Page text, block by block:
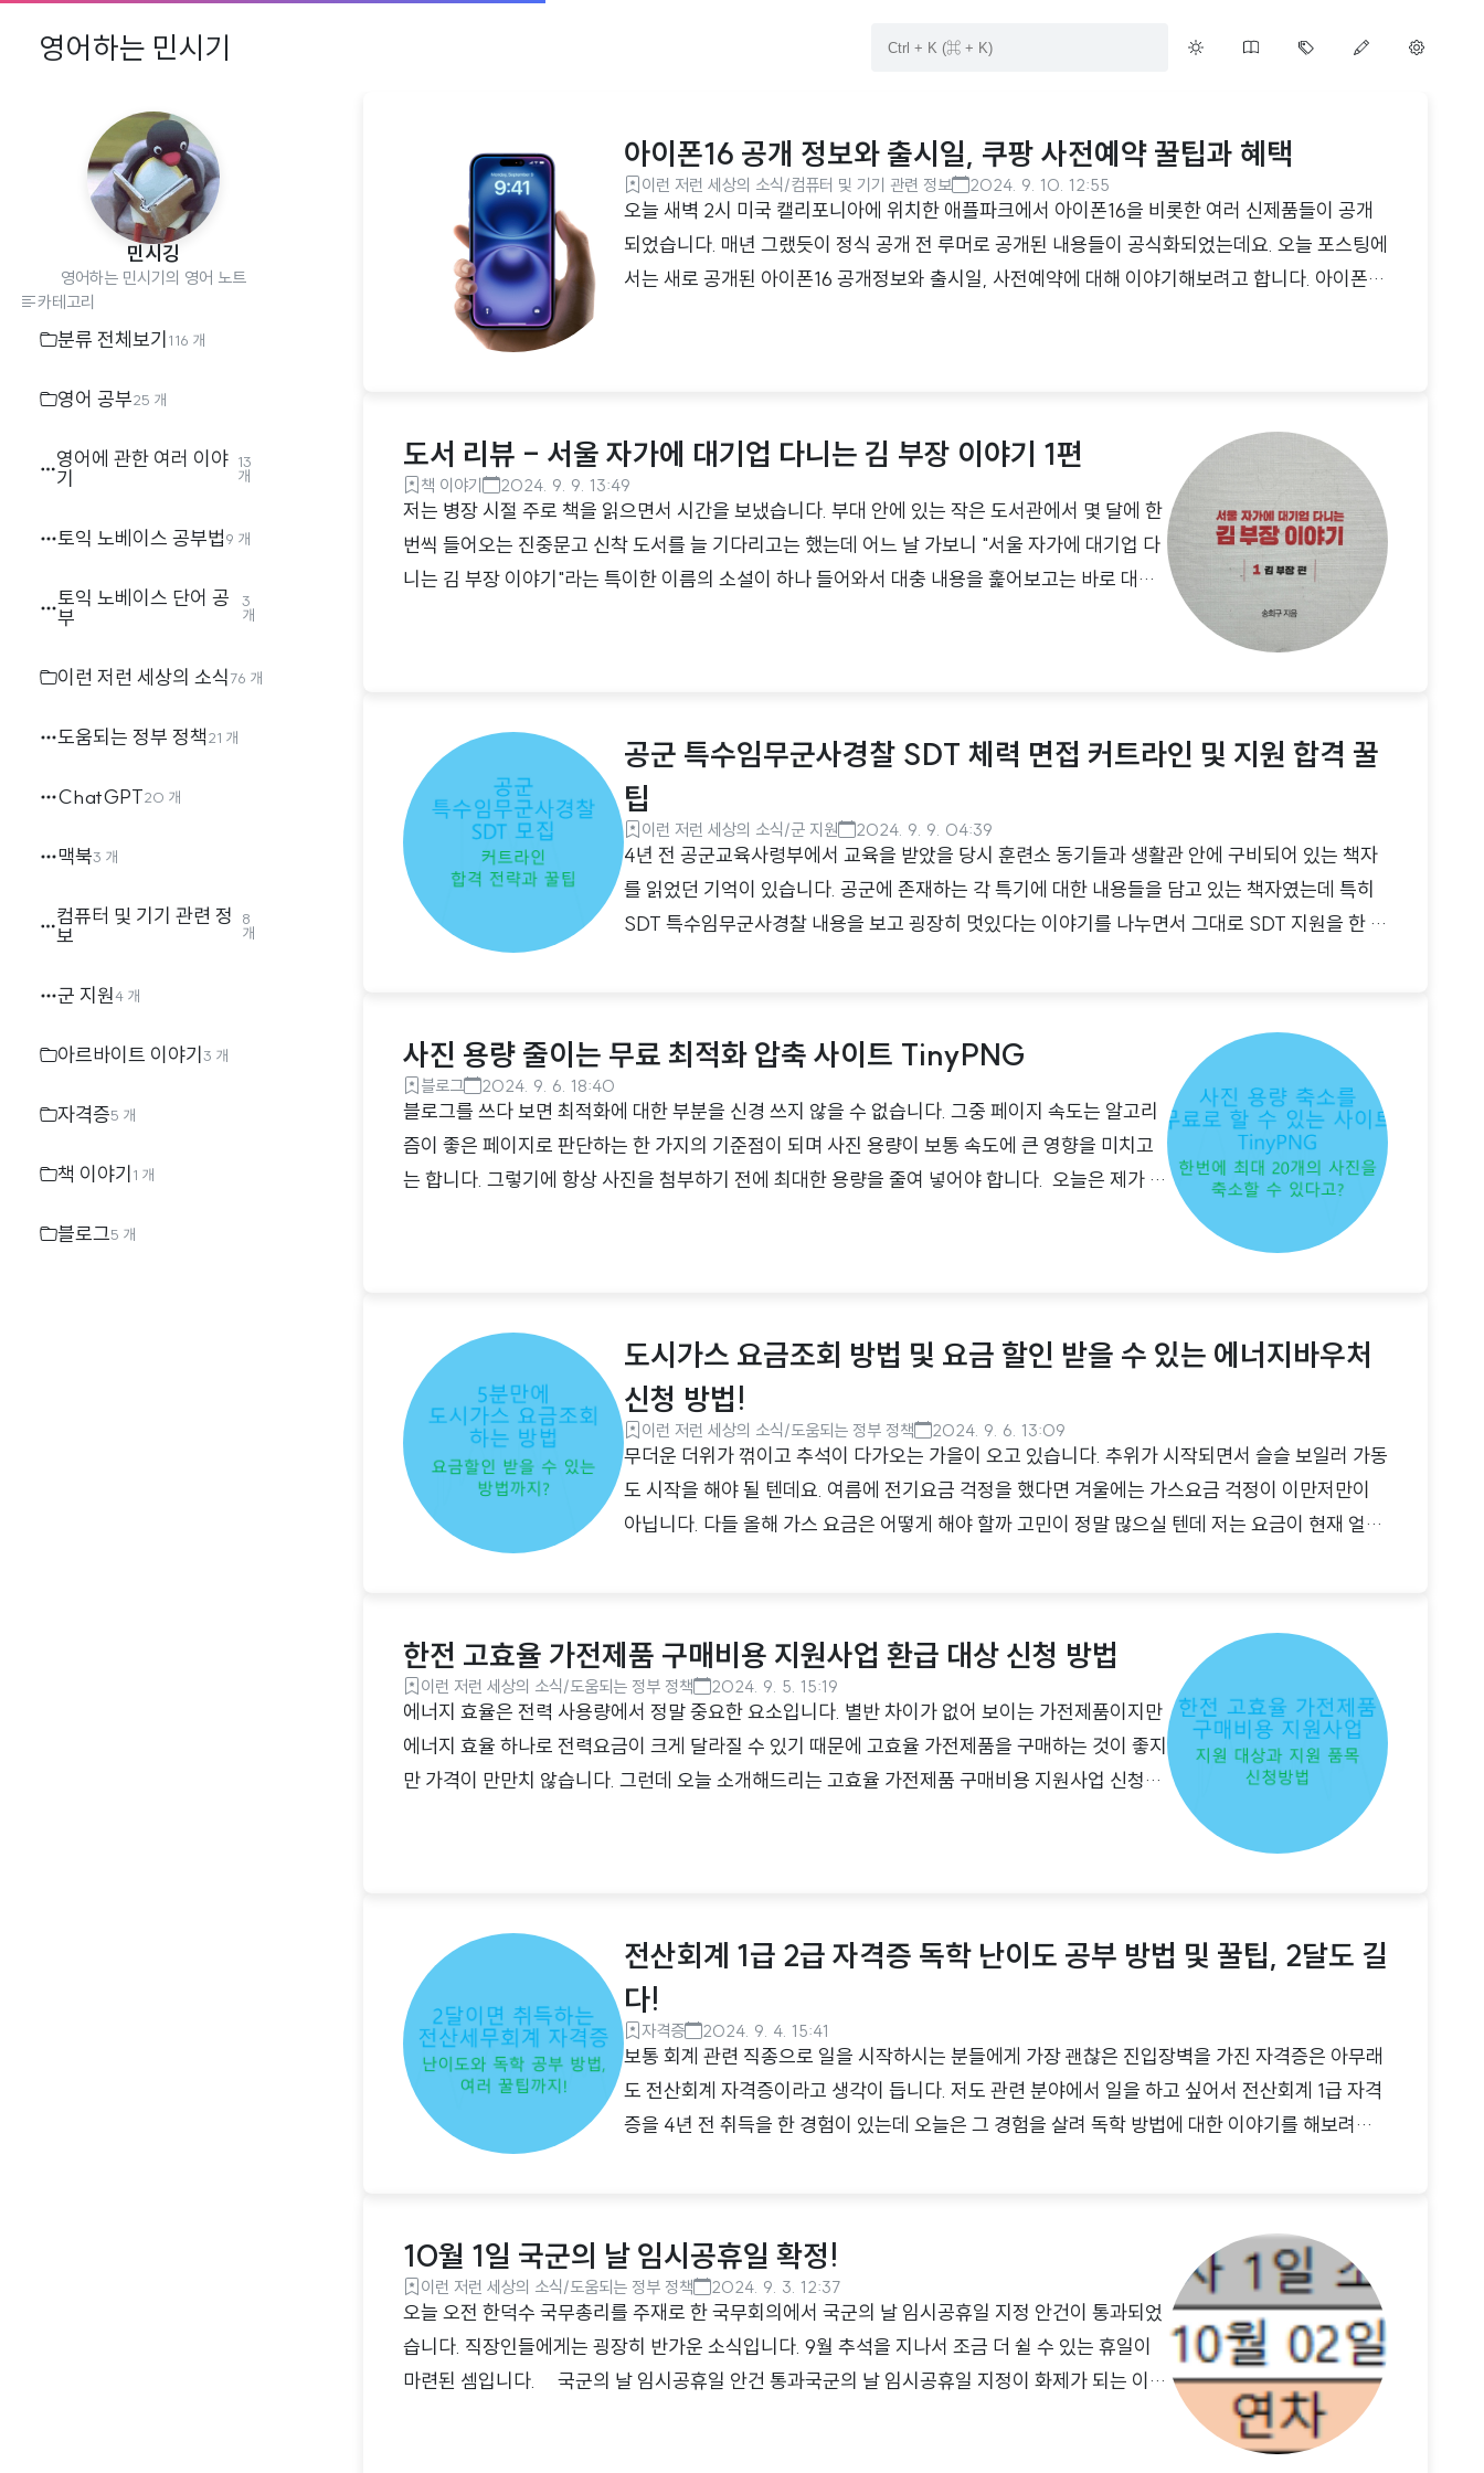
영어하는 민시기
민시깅
영어하는 민시기의 영어 노트
카테고리
분류 전체보기 116 개
영어 공부25 개
영어에 관한 여러 이야
기
13
개
토익 노베이스 공부법9 개
토익 노베이스 단어 공
부
3
개
이런 저런 세상의 소식76 개
도움되는 정부 정책21 개
ChatGPT20 개
맥북3 개
컴퓨터 및 기기 관련 정
보
8
개
군 지원4 개
아르바이트 이야기3 개
자격증5 개
책 이야기 1 개
블로그5 개
아이폰16 공개 정보와 출시일, 쿠팡 사전예약 꿀팁과 혜택
이런 저런 세상의 소식/컴퓨터 및 기기 관련 정보 2024. 9. 10. 12:55
오늘 새벽 2시 미국 캘리포니아에 위치한 애플파크에서 아이폰16을 비롯한 여러 신제품들이 공개
되었습니다. 매년 그랬듯이 정식 공개 전 루머로 공개된 내용들이 공식화되었는데요. 오늘 포스팅에
서는 새로 공개된 아이폰16 공개정보와 출시일, 사전예약에 대해 이야기해보려고 합니다. 아이폰16
총 네 가지 색상으로 공개..
도서 리뷰 - 서울 자가에 대기업 다니는 김 부장 이야기 1편
책 이야기 2024. 9. 9. 13:49
저는 병장 시절 주로 책을 읽으면서 시간을 보냈습니다. 부대 안에 있는 작은 도서관에서 몇 달에 한
번씩 들어오는 진중문고 신착 도서를 늘 기다리고는 했는데 어느 날 가보니 "서울 자가에 대기업 다
니는 김 부장 이야기"라는 특이한 이름의 소설이 하나 들어와서 대충 내용을 훑어보고는 바로 대출
는 일들이 아닌 실제 삶에서 일어..공군 특수임무군사경찰 SDT 체력 면접 커트라인 및 지원 합격 꿀
팁
이런 저런 세상의 소식/군 지원 2024. 9. 9. 04:39
4년 전 공군교육사령부에서 교육을 받았을 당시 훈련소 동기들과 생활관 안에 구비되어 있는 책자
를 읽었던 기억이 있습니다. 공군에 존재하는 각 특기에 대한 내용들을 담고 있는 책자였는데 특히
SDT 특수임무군사경찰 내용을 보고 굉장히 멋있다는 이야기를 나누면서 그대로 SDT 지원을 한 동
려고 합니다. 공군 특수임무군사경찰 SDT 에 대해 알아보자이 포스팅에서 처음 이 특기에 대해 접
하게 되는 분들이 있을 수 있으니 대략적인 설명을 드려보겠습니다. 공군 군사경찰 특기는 육군으로
사진 용량 줄이는 무료 최적화 압축 사이트 TinyPNG
블로그 2024. 9. 6. 18:40
블로그를 쓰다 보면 최적화에 대한 부분을 신경 쓰지 않을 수 없습니다. 그중 페이지 속도는 알고리
즘이 좋은 페이지로 판단하는 한 가지의 기준점이 되며 사진 용량이 보통 속도에 큰 영향을 미치고
는 합니다. 그렇기에 항상 사진을 첨부하기 전에 최대한 용량을 줄여 넣어야 합니다. 오늘은 제가 주
사이트이며 만약 본..
도시가스 요금조회 방법 및 요금 할인 받을 수 있는 에너지바우처
신청 방법!
이런 저런 세상의 소식/도움되는 정부 정책 2024. 9. 6. 13:09
무더운 더위가 꺾이고 추석이 다가오는 가을이 오고 있습니다. 추위가 시작되면서 슬슬 보일러 가동
도 시작을 해야 될 텐데요. 여름에 전기요금 걱정을 했다면 겨울에는 가스요금 걱정이 이만저만이
아닙니다. 다들 올해 가스 요금은 어떻게 해야 할까 고민이 정말 많으실 텐데 저는 요금이 현재 얼마
조회 방법에 대해 알아보려고 합니다. 도시가스 요금조회 방법도시가스는 각 지역마다 공급업체가
다르기 때문에 본인 관할 구역 공급업체 정보를 파악을 해야만 요금 조회가 가능합니다. 정리해보면
다음과 같은 순서로 확인이 가능합니다. ..
한전 고효율 가전제품 구매비용 지원사업 환급 대상 신청 방법
이런 저런 세상의 소식/도움되는 정부 정책 2024. 9. 5. 15:19
에너지 효율은 전력 사용량에서 정말 중요한 요소입니다. 별반 차이가 없어 보이는 가전제품이지만
에너지 효율 하나로 전력요금이 크게 달라질 수 있기 때문에 고효율 가전제품을 구매하는 것이 좋지
만 가격이 만만치 않습니다. 그런데 오늘 소개해드리는 고효율 가전제품 구매비용 지원사업 신청을
품목모든 가전이 지원 품목은 아닙니다...전산회계 1급 2급 자격증 독학 난이도 공부 방법 및 꿀팁, 2달도 길
다!
자격증 2024. 9. 4. 15:41
보통 회계 관련 직종으로 일을 시작하시는 분들에게 가장 괜찮은 진입장벽을 가진 자격증은 아무래
도 전산회계 자격증이라고 생각이 듭니다. 저도 관련 분야에서 일을 하고 싶어서 전산회계 1급 자격
증을 4년 전 취득을 한 경험이 있는데 오늘은 그 경험을 살려 독학 방법에 대한 이야기를 해보려고
하는 한국세무사회 주관 시험입니다. 국가공인자격시험으로 분류되고 있으며 기업에서 재무 관련
직종에서 취업을 희망하고자 하는 사람이라면 대부분이 취득하는 자격증이라고 생각하시면 됩니
다. 아무 응시자격 없이 원하는 누구나 해당 시험을 응시..
10월 1일 국군의 날 임시공휴일 확정!
이런 저런 세상의 소식/도움되는 정부 정책 2024. 9. 3. 12:37
오늘 오전 한덕수 국무총리를 주재로 한 국무회의에서 국군의 날 임시공휴일 지정 안건이 통과되었
습니다. 직장인들에게는 굉장히 반가운 소식입니다. 9월 추석을 지나서 조금 더 쉴 수 있는 휴일이
마련된 셈입니다. 국군의 날 임시공휴일 안건 통과국군의 날 임시공휴일 지정이 화제가 되는 이유